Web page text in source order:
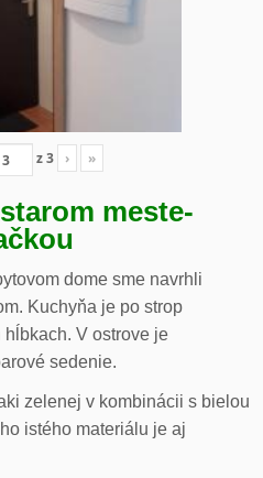
z3 › »
meste-
dome sme navrhli
Kuchyňa je po strop
V ostrove je
sedenie.
zelenej v kombinácii s bielou
istého materiálu je aj